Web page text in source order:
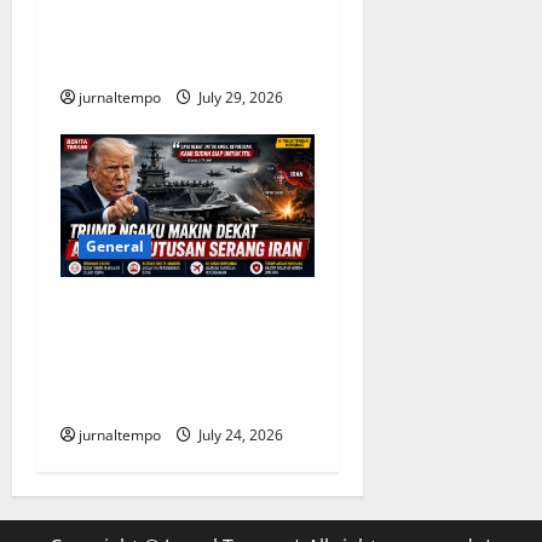
jurnaltempo July 29, 2026
General
jurnaltempo July 24, 2026